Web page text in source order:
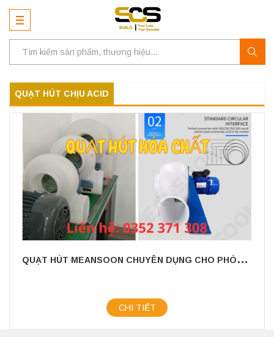
QUẠT HÚT CHỊU ACID
Q
UẠT HÚT MEANSOON CHUYÊN DỤNG CHO PHÒNG THÍ NGHIỆM
CHI TIẾT